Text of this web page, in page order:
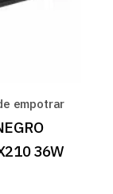
empotrar
36W